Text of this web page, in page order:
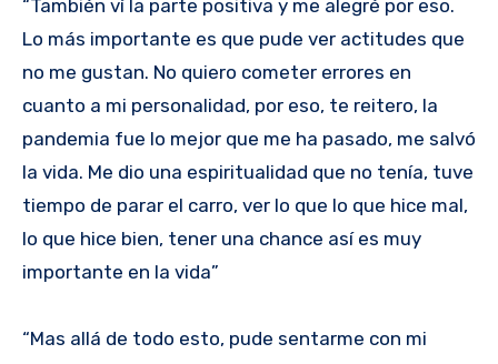
“También ví la parte positiva y me alegré por eso.
Lo más importante es que pude ver actitudes que
no me gustan. No quiero cometer errores en
cuanto a mi personalidad, por eso, te reitero, la
pandemia fue lo mejor que me ha pasado, me salvó
la vida. Me dio una espiritualidad que no tenía, tuve
tiempo de parar el carro, ver lo que lo que hice mal,
lo que hice bien, tener una chance así es muy
importante en la vida”
“Mas allá de todo esto, pude sentarme con mi